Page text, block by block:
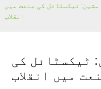
مشین: ٹیکسٹائل کی صنعت میں
انقلاب
ٹیکسٹائل کی
میں انقلاب